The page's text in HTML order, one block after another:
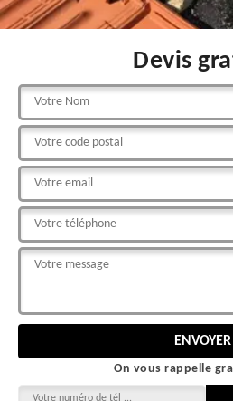
Devis
On vous rappelle